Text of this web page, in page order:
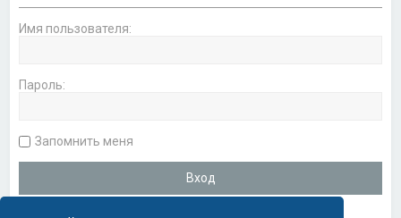
Имя пользователя:
Пароль:
Запомнить меня